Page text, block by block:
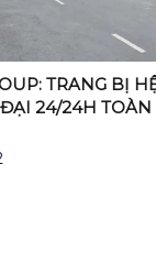
TRANG BỊ
24/24H